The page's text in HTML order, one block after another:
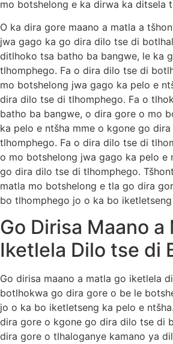
mo botshelong e ka dirwa ka ditsela
O ka dira gore maano a matla a
jwa gago ka go dira dilo tse di
ditlhoko tsa batho ba bangwe, le ka
tlhomphego. Fa o dira dilo tse di
mo botshelong jwa gago ka pelo e
dira dilo tse di tlhomphego. Fa o
batho ba bangwe, o dira gore o mo
ka pelo e ntšha mme o kgone go
tlhomphego. Fa o dira dilo tse di
o mo botshelong jwa gago ka pelo e
go dira dilo tse di tlhomphego.
matla mo botshelong e tla go dira
bo tlhomphego jo o ka bo
Go Dirisa Maano a
Iketlela Dilo tse di
Go dirisa maano a matla go iketlela
botlhokwa go dira gore o be le
jo o ka bo iketletseng ka pelo e
dira gore o kgone go dira dilo tse di
dira gore o tlhaloganye kamano ya